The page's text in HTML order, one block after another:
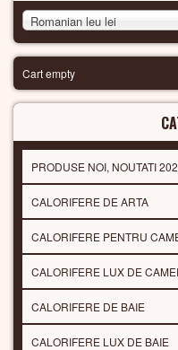
Romanian leu lei
Cart empty
PRODUSE NOI, NOUTATI
CALORIFERE DE ARTA
CALORIFERE PENTRU
CALORIFERE LUX DE
CALORIFERE DE BAIE
CALORIFERE LUX DE BAIE